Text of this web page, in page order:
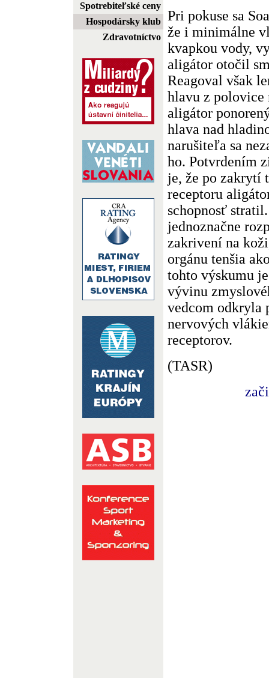
Spotrebiteľské ceny
Hospodársky klub
Zdravotníctvo
Pri pokuse sa
že i minimálne
kvapkou vody,
aligátor otočil
Reagoval však
hlavu z polovice
aligátor
hlava nad
narušiteľa sa
ho. Potvrdením
je, že po zakrytí
receptoru
schopnosť
jednoznačne
zakrivení na
orgánu tenšia
tohto výskumu
vývinu
vedcom odkryla
nervových
receptorov.
(TASR)